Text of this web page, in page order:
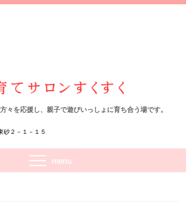
々を応援し、親子で遊びいっしょに育ち合う場です。
２－１－１５